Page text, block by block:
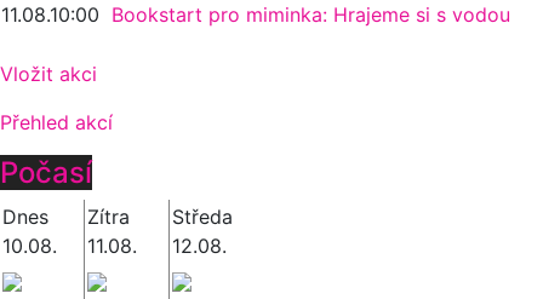
11.08.10:00 Bookstart pro miminka: Hrajeme si s vodou
Vložit akci
Přehled akcí
Počasí
Dnes
10.08.
Zítra
11.08.
Středa
12.08.